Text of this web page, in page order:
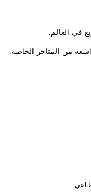
من المتاجر الخاصة.